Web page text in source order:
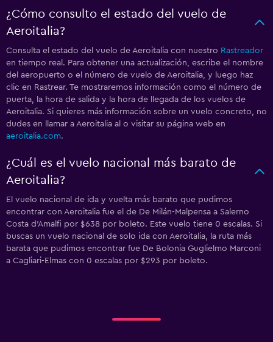
¿Cómo consulto el estado del vuelo de
Aeroitalia?
Consulta el estado del vuelo de Aeroitalia con nuestro Rastreador
en tiempo real. Para obtener una actualización, escribe el nombre
del aeropuerto o el número de vuelo de Aeroitalia, y luego haz
clic en Rastrear. Te mostraremos información como el número de
puerta, la hora de salida y la hora de llegada de los vuelos de
Aeroitalia. Si quieres más información sobre un vuelo concreto, no
dudes en llamar a Aeroitalia al o visitar su página web en
aeroitalia.com.
¿Cuál es el vuelo nacional más barato de
Aeroitalia?
El vuelo nacional de ida y vuelta más barato que pudimos
encontrar con Aeroitalia fue el de De Milán-Malpensa a Salerno
Costa d'Amalfi por $638 por boleto. Este vuelo tiene 0 escalas. Si
buscas un vuelo nacional de solo ida con Aeroitalia, la ruta más
barata que pudimos encontrar fue De Bolonia Guglielmo Marconi
a Cagliari-Elmas con 0 escalas por $293 por boleto.